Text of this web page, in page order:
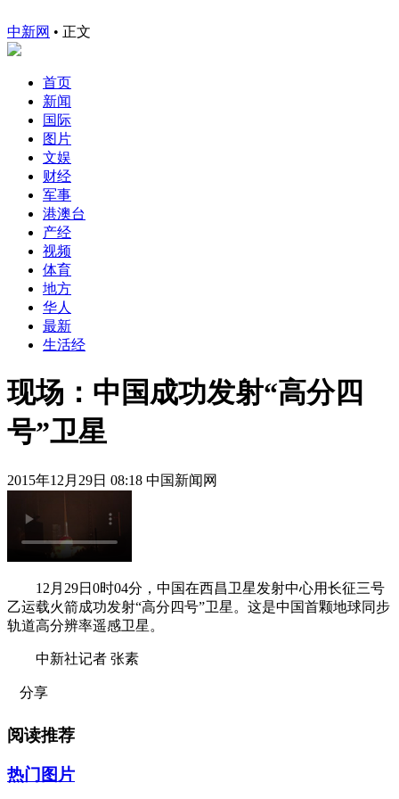
中新网 • 正文
首页
新闻
国际
图片
文娱
财经
军事
港澳台
产经
视频
体育
地方
华人
最新
生活经
现场：中国成功发射“高分四
号”卫星
2015年12月29日 08:18 中国新闻网
12月29日0时04分，中国在西昌卫星发射中心用长征三号
乙运载火箭成功发射“高分四号”卫星。这是中国首颗地球同步
轨道高分辨率遥感卫星。
中新社记者 张素
分享
阅读推荐
热门图片